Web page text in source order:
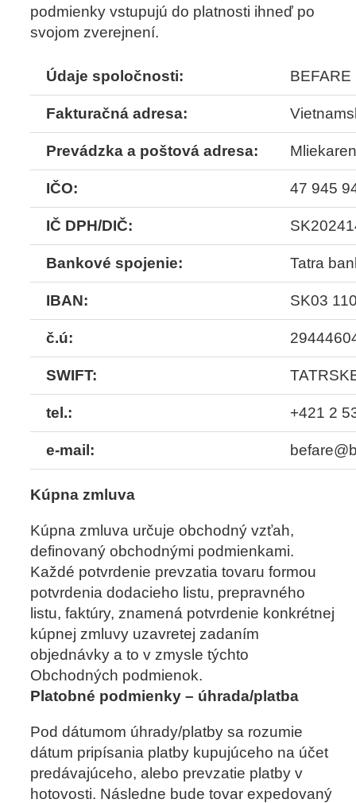
podmienky vstupujú do platnosti ihneď po
svojom zverejnení.
Údaje spoločnosti: BEFARE
Fakturačná adresa:
Prevádzka a poštová adresa:
IČO: 47 945
IČ DPH/DIČ:
Bankové spojenie: Tatra
IBAN: SK03
č.ú:
SWIFT:
tel.: +421 2
e-mail:
Kúpna zmluva
Kúpna zmluva určuje obchodný vzťah,
definovaný obchodnými podmienkami.
Každé potvrdenie prevzatia tovaru formou
potvrdenia dodacieho listu, prepravného
listu, faktúry, znamená potvrdenie konkrétnej
kúpnej zmluvy uzavretej zadaním
objednávky a to v zmysle týchto
Obchodných podmienok.
Platobné podmienky – úhrada/platba
Pod dátumom úhrady/platby sa rozumie
dátum pripísania platby kupujúceho na účet
predávajúceho, alebo prevzatie platby v
hotovosti. Následne bude tovar expedovaný